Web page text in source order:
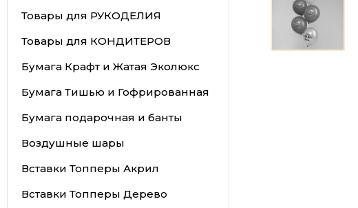
Товары для РУКОДЕЛИЯ
Товары для КОНДИТЕРОВ
Бумага Крафт и Жатая Эколюкс
Бумага Тишью и Гофрированная
Бумага подарочная и банты
Воздушные шары
Вставки Топперы Акрил
Вставки Топперы Дерево